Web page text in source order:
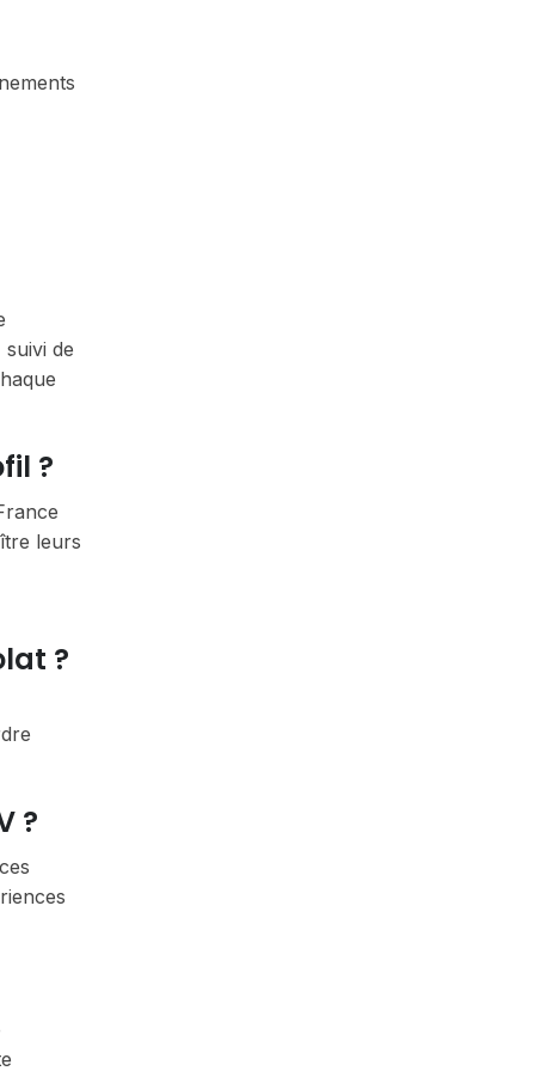
de
?
leurs
?
?